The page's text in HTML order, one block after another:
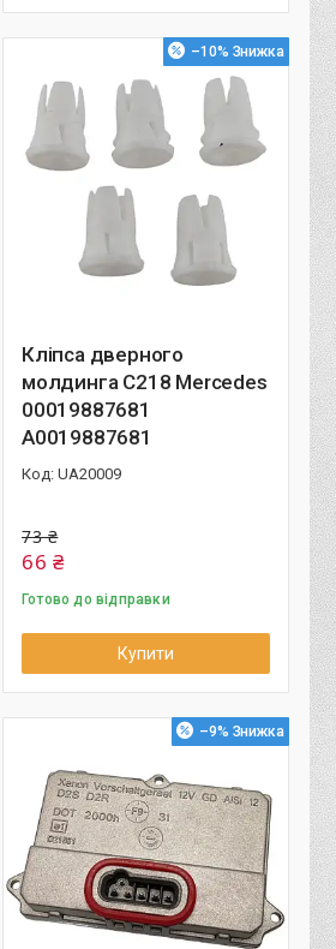
–10%
Кліпса дверного
молдинга C218 Mercedes
00019887681
A0019887681
UA20009
73 ₴
66 ₴
Готово до відправки
Купити
–9%